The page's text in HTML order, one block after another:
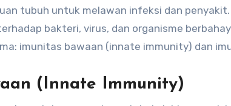
tubuh untuk melawan infeksi dan
bakteri, virus, dan organisme
imunitas bawaan (innate immunity) dan
(Innate Immunity)